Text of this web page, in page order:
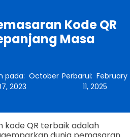
Kode QR
Masa
pada: October
2023
Perbarui:February
11, 2025
kode QR terbaik adalah